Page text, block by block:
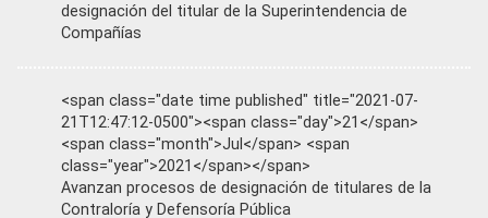
designación del titular de la Superintendencia de
Compañías
<span class="date time published" title="2021-07-
21T12:47:12-0500"><span class="day">21</span>
<span class="month">Jul</span> <span
class="year">2021</span></span>
Avanzan procesos de designación de titulares de la
Contraloría y Defensoría Pública